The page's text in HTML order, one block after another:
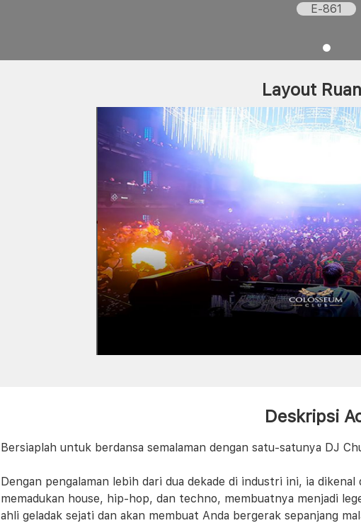
E-861
Layout
Deskripsi
Bersiaplah untuk berdansa semalaman dengan satu-satunya DJ
Dengan pengalaman lebih dari dua dekade di industri ini, ia
memadukan house, hip-hop, dan techno, membuatnya menjadi
ahli geladak sejati dan akan membuat Anda bergerak sepanjang